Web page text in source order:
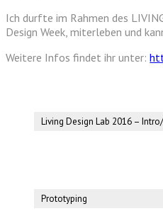
Ich durfte im Rahmen des
Design Week, miterleben und
Weitere Infos findet ihr unter:
Living Design Lab 2016 –
Prototyping